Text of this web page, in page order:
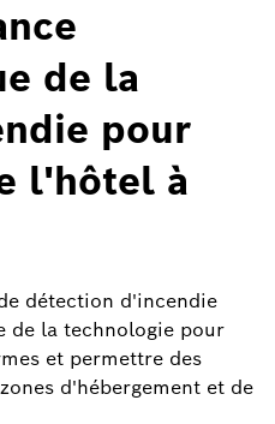
de la
pour
l'hôtel à
détection d'incendie
de la technologie pour
et permettre des
d'hébergement et de